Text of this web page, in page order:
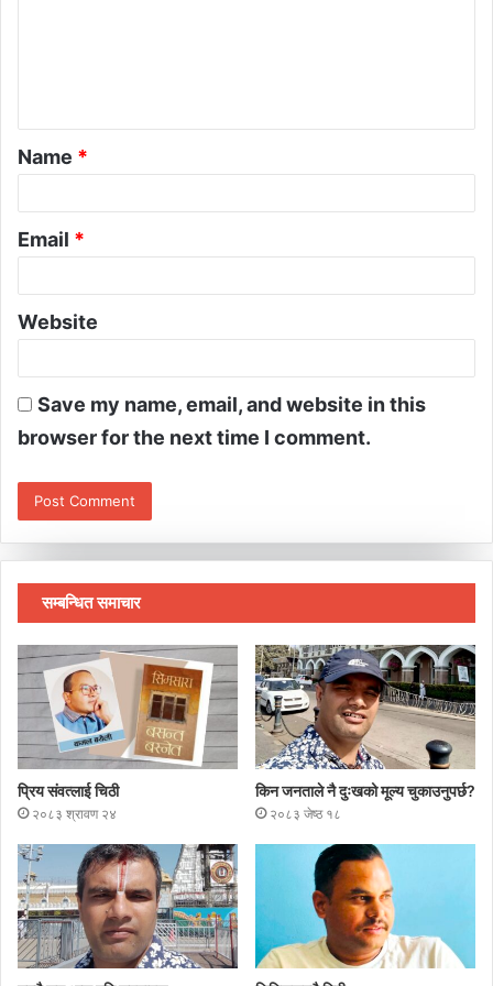
Name *
Email *
Website
Save my name, email, and website in this
browser for the next time I comment.
सम्बन्धित समाचार
प्रिय संवत्लाई चिठी
२०८३ श्रावण २४
किन जनताले नै दुःखको मूल्य चुकाउनुपर्छ?
२०८३ जेष्ठ १८